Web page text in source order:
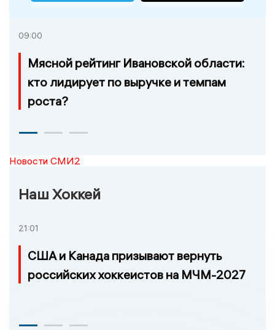
09:00
Мясной рейтинг Ивановской области:
кто лидирует по выручке и темпам
роста?
Новости СМИ2
Наш Хоккей
21:01
США и Канада призывают вернуть
российских хоккеистов на МЧМ-2027